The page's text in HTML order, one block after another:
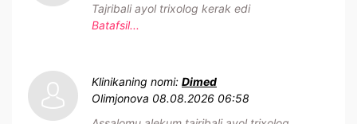
Tajribali ayol trixolog kerak edi
Batafsil...
Klinikaning nomi: Dimed
Olimjonova 08.08.2026 06:58